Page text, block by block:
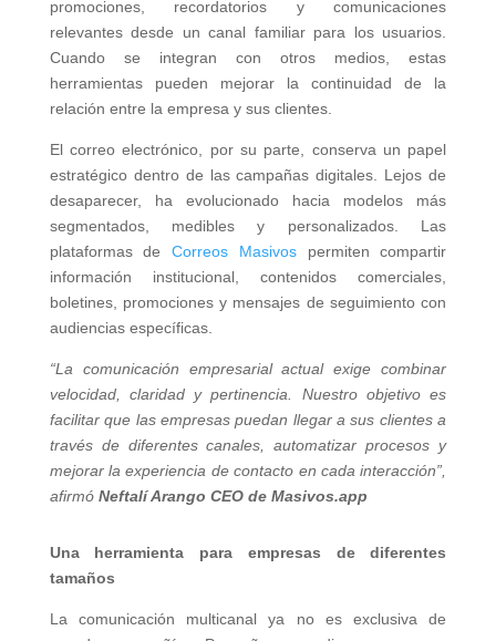
promociones, recordatorios y comunicaciones
relevantes desde un canal familiar para los usuarios.
Cuando se integran con otros medios, estas
herramientas pueden mejorar la continuidad de la
relación entre la empresa y sus clientes.
El correo electrónico, por su parte, conserva un papel
estratégico dentro de las campañas digitales. Lejos de
desaparecer, ha evolucionado hacia modelos más
segmentados, medibles y personalizados. Las
plataformas deCorreos Masivospermiten compartir
información institucional, contenidos comerciales,
boletines, promociones y mensajes de seguimiento con
audiencias específicas.
“La comunicación empresarial actual exige combinar
velocidad, claridad y pertinencia. Nuestro objetivo es
facilitar que las empresas puedan llegar a sus clientes a
través de diferentes canales, automatizar procesos y
mejorar la experiencia de contacto en cada interacción”,
afirmó Neftalí Arango CEO de Masivos.app
Una herramienta para empresas de diferentes
tamaños
La comunicación multicanal ya no es exclusiva de